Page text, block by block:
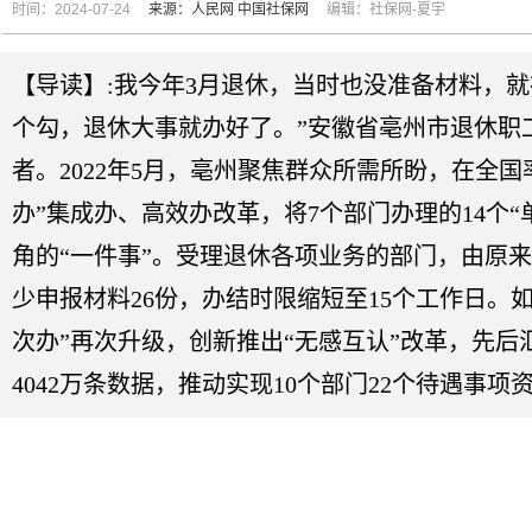
时间：2024-07-24 来源：人民网 中国社保网 编辑：社保网-夏宇
【导读】:我今年3月退休，当时也没准备材料，
个勾，退休大事就办好了。”安徽省亳州市退休职
者。2022年5月，亳州聚焦群众所需所盼，在全国
办”集成办、高效办改革，将7个部门办理的14个“
角的“一件事”。受理退休各项业务的部门，由原
少申报材料26份，办结时限缩短至15个工作日。
次办”再次升级，创新推出“无感互认”改革，先后
4042万条数据，推动实现10个部门22个待遇事项